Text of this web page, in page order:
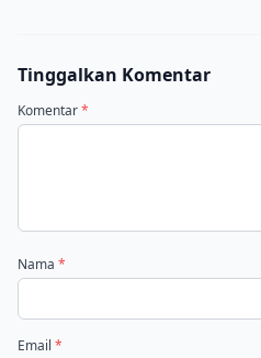
Tinggalkan Komentar
Komentar*
Nama *
Email *